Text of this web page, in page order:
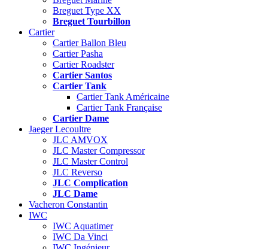
Breguet Type XX
Breguet Tourbillon
Cartier
Cartier Ballon Bleu
Cartier Pasha
Cartier Roadster
Cartier Santos
Cartier Tank
Cartier Tank Américaine
Cartier Tank Française
Cartier Dame
Jaeger Lecoultre
JLC AMVOX
JLC Master Compressor
JLC Master Control
JLC Reverso
JLC Complication
JLC Dame
Vacheron Constantin
IWC
IWC Aquatimer
IWC Da Vinci